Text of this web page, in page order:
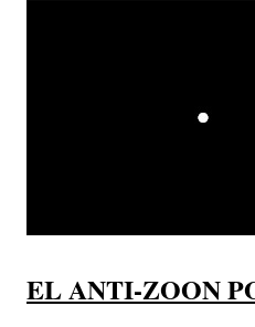
EL ANTI-ZOON